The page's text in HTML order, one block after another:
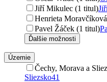
Jiří Mikulec (1 titul)
Henrieta
Pavel Žáček (1 titul)
Ďalšie možnosti
Územie
Čechy, Morava a
Sliezsko41